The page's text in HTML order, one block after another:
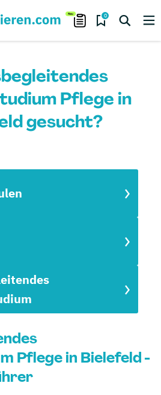
0
Pflege in
gesucht?
Pflege in Bielefeld -